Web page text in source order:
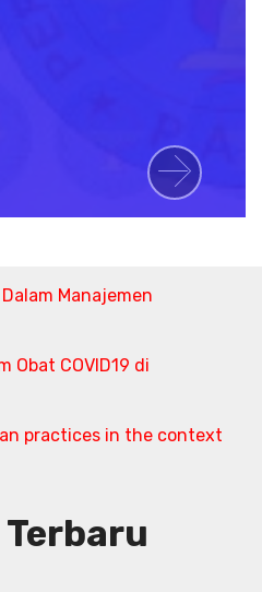
Next
Manajemen
Obat COVID19 di
practices in the context